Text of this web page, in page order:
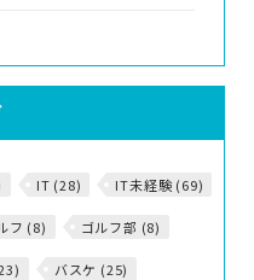
IT (28) IT未経験 (69)
フ (8) ゴルフ部 (8)
バスケ (25)